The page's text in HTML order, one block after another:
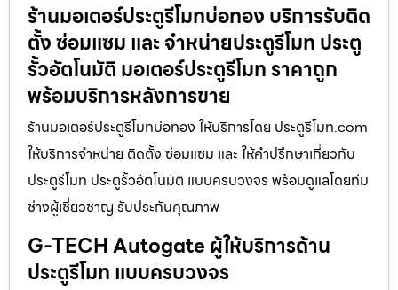
ร้านมอเตอร์ประตูรีโมทบ่อทอง บริการรับติด
ตั้ง ซ่อมแซม และ จำหน่ายประตูรีโมท ประตู
รั้วอัตโนมัติ มอเตอร์ประตูรีโมท ราคาถูก
พร้อมบริการหลังการขาย
ร้านมอเตอร์ประตูรีโมทบ่อทอง ให้บริการโดย ประตูรีโมท.com
ให้บริการจำหน่าย ติดตั้ง ซ่อมแซม และ ให้คำปรึกษาเกี่ยวกับ
ประตูรีโมท ประตูรั้วอัตโนมัติ แบบครบวงจร พร้อมดูแลโดยทีม
ช่างผู้เชี่ยวชาญ รับประกันคุณภาพ
G-TECH Autogate ผู้ให้บริการด้าน
ประตูรีโมท แบบครบวงจร